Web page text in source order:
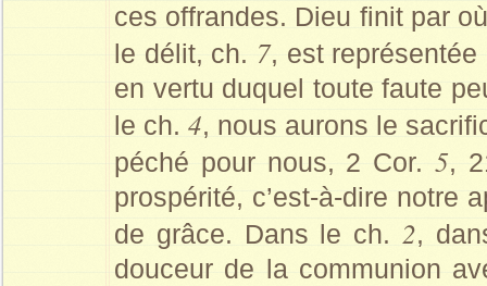
ces offrandes. Dieu finit par
le délit, ch. 7, est
en vertu duquel toute faute
le ch. 4, nous aurons le
péché pour nous, 2 Cor. 5,
prospérité, c’est-à-dire notre
de grâce. Dans le ch. 2,
douceur de la communion